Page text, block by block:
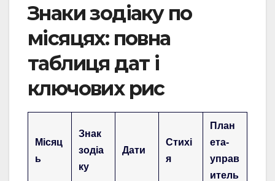
Знаки зодіаку по
місяцях: повна
таблиця дат і
ключових рис
Місяц
ь
Знак
зодіа
ку
Дати
Стихі
я
План
ета-
управ
итель